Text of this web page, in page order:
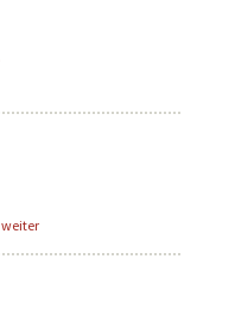
weiter